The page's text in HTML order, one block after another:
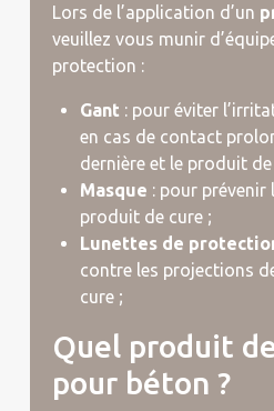
Lors de l’application d’un
veuillez vous munir
protection :
Gant : pour éviter
en cas de contact
dernière et le produit de
Masque : pour prévenir
produit de cure ;
Lunettes de
contre les projections
cure ;
Quel produit
pour béton ?